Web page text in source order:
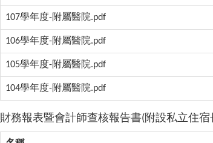
107學年度-附屬醫院.pdf
106學年度-附屬醫院.pdf
105學年度-附屬醫院.pdf
104學年度-附屬醫院.pdf
財務報表暨會計師查核報告書(附設私立住